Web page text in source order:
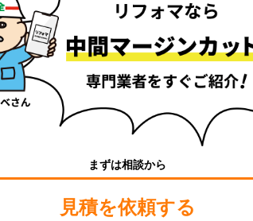
まずは相談から
見積を依頼する